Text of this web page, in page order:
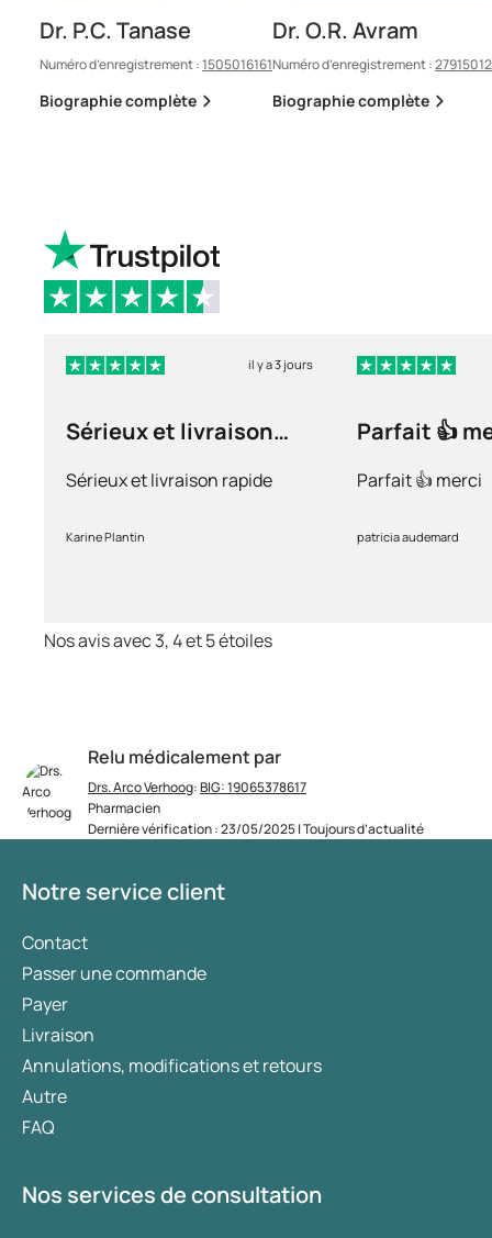
Relu médicalement par
Drs. Arco Verhoog:BIG: 19065378617
Pharmacien
Dernière vérification : 23/05/2025 | Toujours d’actualité
Dr. P.C. Tanase
Numéro d’enregistrement :1505016161
Biographie complète
Dr. O.R. Avram
Numéro d’enregistrement :
Biographie complète
il y a 3 jours
Sérieux et livraison
Sérieux et livraison rapide
Karine Plantin
Parfait 👍
Parfait 👍 merci
patricia audemard
Nos avis avec 3, 4 et 5 étoiles
Notre service client
Contact
Passer une commande
Payer
Livraison
Annulations, modifications et retours
Autre
FAQ
Nos services de consultation